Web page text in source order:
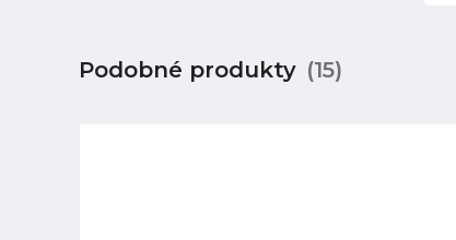
Podobné produkty (15)